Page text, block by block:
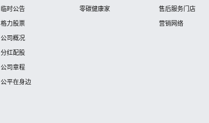
临时公告
格力股票
公司概况
分红配股
公司章程
公平在身边
零碳健康家
售后服务门店
营销网络